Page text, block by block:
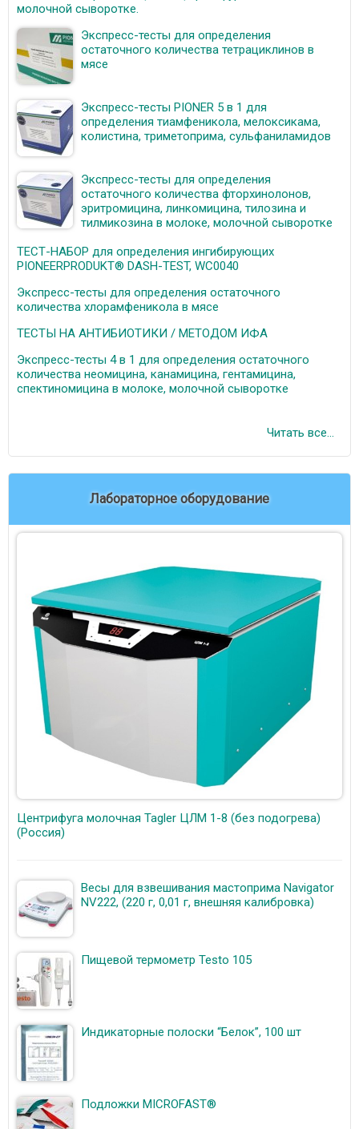
молочной сыворотке.
Экспресс-тесты для определения
остаточного количества тетрациклинов в
мясе
Экспресс-тесты PIONER 5 в 1 для
определения тиамфеникола, мелоксикама,
колистина, триметоприма, сульфаниламидов
Экспресс-тесты для определения
остаточного количества фторхинолонов,
эритромицина, линкомицина, тилозина и
тилмикозина в молоке, молочной сыворотке
ТЕСТ-НАБОР для определения ингибирующих
PIONEERPRODUKT® DASH-TEST, WC0040
Экспресс-тесты для определения остаточного
количества хлорамфеникола в мясе
ТЕСТЫ НА АНТИБИОТИКИ / МЕТОДОМ ИФА
Экспресс-тесты 4 в 1 для определения остаточного
количества неомицина, канамицина, гентамицина,
спектиномицина в молоке, молочной сыворотке
Читать все...
Лабораторное оборудование
Центрифуга молочная Tagler ЦЛМ 1-8 (без подогрева)
(Россия)
Весы для взвешивания мастоприма Navigator
NV222, (220 г, 0,01 г, внешняя калибровка)
Пищевой термометр Testo 105
Индикаторные полоски “Белок”, 100 шт
Подложки MICROFAST®